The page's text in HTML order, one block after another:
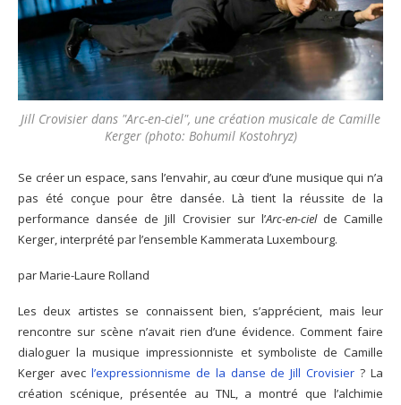
Jill Crovisier dans "Arc-en-ciel", une création musicale de Camille
Kerger (photo: Bohumil Kostohryz)
Se créer un espace, sans l’envahir, au cœur d’une musique qui n’a
pas été conçue pour être dansée. Là tient la réussite de la
performance dansée de Jill Crovisier sur l’Arc-en-ciel de Camille
Kerger, interprété par l’ensemble Kammerata Luxembourg.
par Marie-Laure Rolland
Les deux artistes se connaissent bien, s’apprécient, mais leur
rencontre sur scène n’avait rien d’une évidence. Comment faire
dialoguer la musique impressionniste et symboliste de Camille
Kerger avec l’expressionnisme de la danse de Jill Crovisier? La
création scénique, présentée au TNL, a montré que l’alchimie